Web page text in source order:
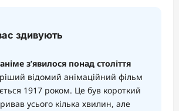
здивують
з’явилося понад століття
відомий анімаційний фільм
1917 роком. Це був короткий
усього кілька хвилин, але